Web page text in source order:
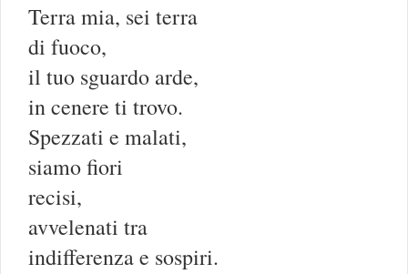
Terra mia, sei terra
di fuoco,
il tuo sguardo arde,
in cenere ti trovo.
Spezzati e malati,
siamo fiori
recisi,
avvelenati tra
indifferenza e sospiri.